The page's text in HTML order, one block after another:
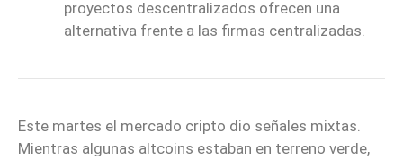
proyectos descentralizados ofrecen una
alternativa frente a las firmas centralizadas.
Este martes el mercado cripto dio señales mixtas.
Mientras algunas altcoins estaban en terreno verde,